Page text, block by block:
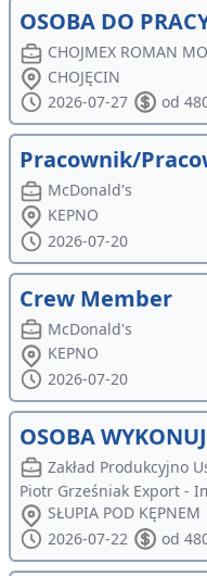
OSOBA DO
CHOJMEX ROMAN
CHOJĘCIN
2026-07-27
od
Pracownik/
McDonald's
KEPNO
2026-07-20
Crew Member
McDonald's
KEPNO
2026-07-20
OSOBA
Zakład Produkcyjno
Piotr Grześniak Export -
SŁUPIA POD KĘPNEM
2026-07-22
od